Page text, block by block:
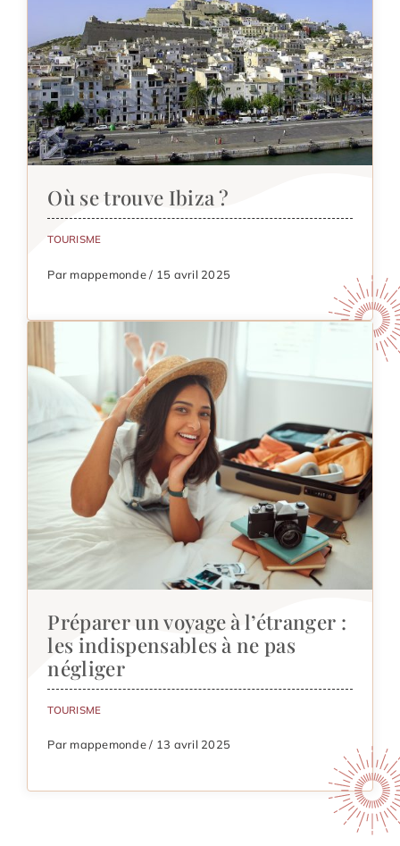
Où se trouve Ibiza ?
TOURISME
Par mappemonde / 15 avril 2025
Préparer un voyage à l’étranger :
les indispensables à ne pas
négliger
TOURISME
Par mappemonde / 13 avril 2025